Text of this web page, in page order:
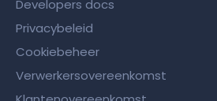
Developers docs
Privacybeleid
Cookiebeheer
Verwerkersovereenkomst